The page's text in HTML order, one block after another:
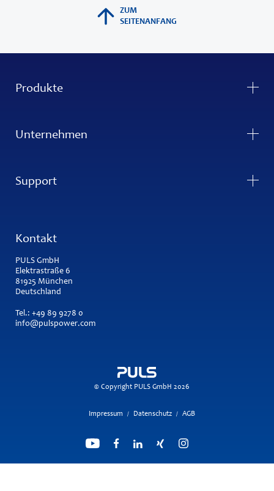
ZUM
SEITENANFANG
Produkte
Unternehmen
Support
Kontakt
PULS GmbH
Elektrastraße 6
81925 München
Deutschland
Tel.: +49 89 9278 0
info@pulspower.com
© Copyright PULS GmbH 2026
Impressum / Datenschutz / AGB